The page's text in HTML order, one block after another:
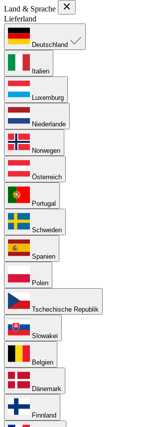
Land & Sprache
Lieferland
Deutschland
Italien
Luxemburg
Niederlande
Norwegen
Österreich
Portugal
Schweden
Spanien
Polen
Tschechische Republik
Slowakei
Belgien
Dänemark
Finnland